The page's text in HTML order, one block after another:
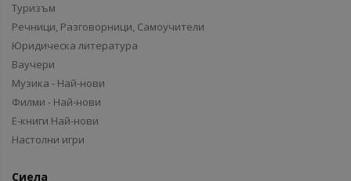
Туризъм
Речници, Разговорници, Самоучители
Юридическа литература
Ваучери
Музика - Най-нови
Филми - Най-нови
Е-книги Най-нови
Настолни игри
Сиела